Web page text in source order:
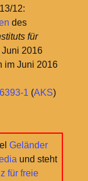
12:
des
für
2016
im Juni 2016
1 (AKS)
Geländer
und steht
für freie